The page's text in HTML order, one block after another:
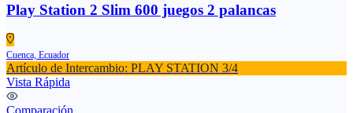
Play Station 2 Slim 600 juegos 2 palancas
Cuenca, Ecuador
Artículo de Intercambio: PLAY STATION 3/4
Vista Rápida